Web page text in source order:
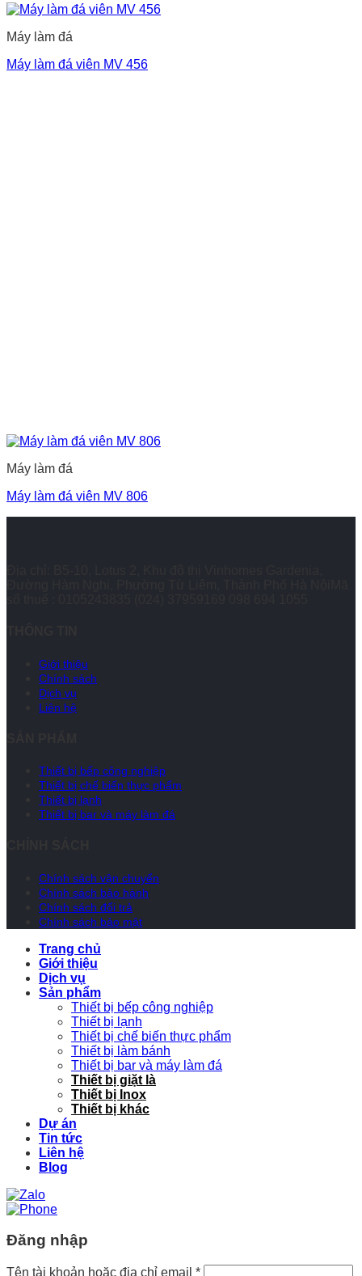
Máy làm đá
Máy làm đá viên MV 456
Máy làm đá
Máy làm đá viên MV 806
Giới thiệu
Chính sách
Dịch vụ
Liên hệ
Thiết bị bếp công nghiệp
Thiết bị chế biến thực phẩm
Thiết bị lạnh
Thiết bị bar và máy làm đá
Chính sách vận chuyển
Chính sách bảo hành
Chính sách đổi trả
Chính sách bảo mật
Trang chủ
Giới thiệu
Dịch vụ
Sản phẩm
Thiết bị bếp công nghiệp
Thiết bị lạnh
Thiết bị chế biến thực phẩm
Thiết bị làm bánh
Thiết bị bar và máy làm đá
Thiết bị giặt là
Thiết bị Inox
Thiết bị khác
Dự án
Tin tức
Liên hệ
Blog
Đăng nhập
Tên tài khoản hoặc địa chỉ email *